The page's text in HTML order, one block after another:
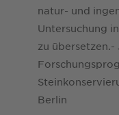
natur- und
Untersuchung
zu übersetzen.-
Berlin